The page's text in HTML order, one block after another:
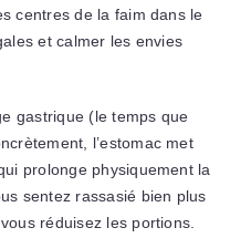
centres de la faim dans le
et calmer les envies
gastrique (le temps que
l’estomac met
prolonge physiquement la
sentez rassasié bien plus
réduisez les portions.